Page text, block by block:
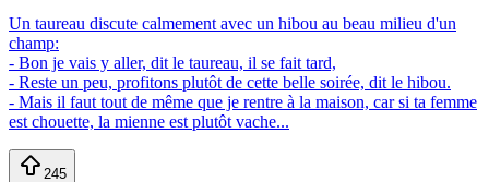
Un taureau discute calmement avec un hibou au beau milieu d'un
champ:
- Bon je vais y aller, dit le taureau, il se fait tard,
- Reste un peu, profitons plutôt de cette belle soirée, dit le hibou.
- Mais il faut tout de même que je rentre à la maison, car si ta femme
est chouette, la mienne est plutôt vache...
245